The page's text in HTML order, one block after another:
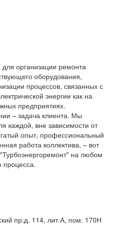
организации ремонта
оборудования,
процессов, связанных с
энергии как на
предприятиях.
– задача клиента. Мы
каждой, вне зависимости от
опыт, профессиональный
работа коллектива, – вот
на любом
процесса.
пр.д. 114, лит.А, пом. 170Н